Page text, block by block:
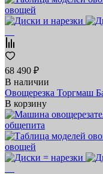
68 490 ₽
В наличии
Овощерезка Торгмаш
В корзину